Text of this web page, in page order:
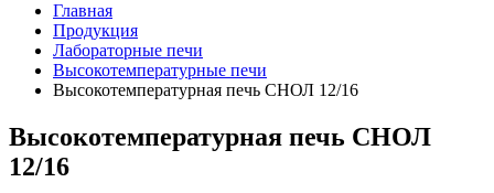
Главная
Продукция
Лабораторные печи
Высокотемпературные печи
Высокотемпературная печь СНОЛ 12/16
Высокотемпературная печь СНОЛ
12/16